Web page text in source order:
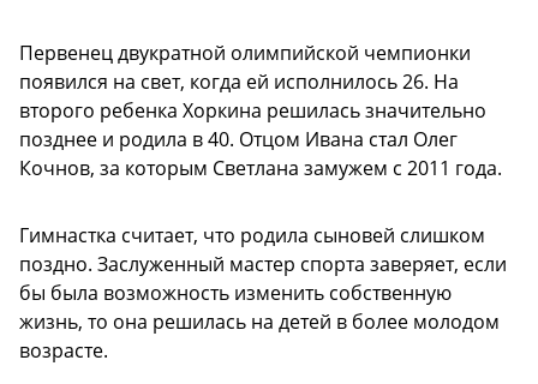
Первенец двукратной олимпийской чемпионки
появился на свет, когда ей исполнилось 26. На
второго ребенка Хоркина решилась значительно
позднее и родила в 40. Отцом Ивана стал Олег
Кочнов, за которым Светлана замужем с 2011 года.
Гимнастка считает, что родила сыновей слишком
поздно. Заслуженный мастер спорта заверяет, если
бы была возможность изменить собственную
жизнь, то она решилась на детей в более молодом
возрасте.